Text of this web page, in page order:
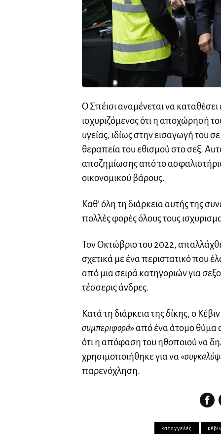
Ο Σπέισι αναμένεται να
ισχυριζόμενος ότι η αποχώρησή
υγείας, ιδίως στην εισαγωγή του
θεραπεία του εθισμού στο σεξ.
αποζημίωσης από το
οικονομικού βάρους.
Καθ’ όλη τη διάρκεια αυτής της
πολλές φορές όλους τους
Τον Οκτώβριο του 2022,
σχετικά με ένα περιστατικό που
από μια σειρά κατηγοριών για
τέσσερις άνδρες.
Κατά τη διάρκεια της δίκης, ο
συμπεριφορά» από ένα άτομο θύμα
ότι η απόφαση του ηθοποιού να
χρησιμοποιήθηκε για να «
παρενόχληση.
καταγγελές